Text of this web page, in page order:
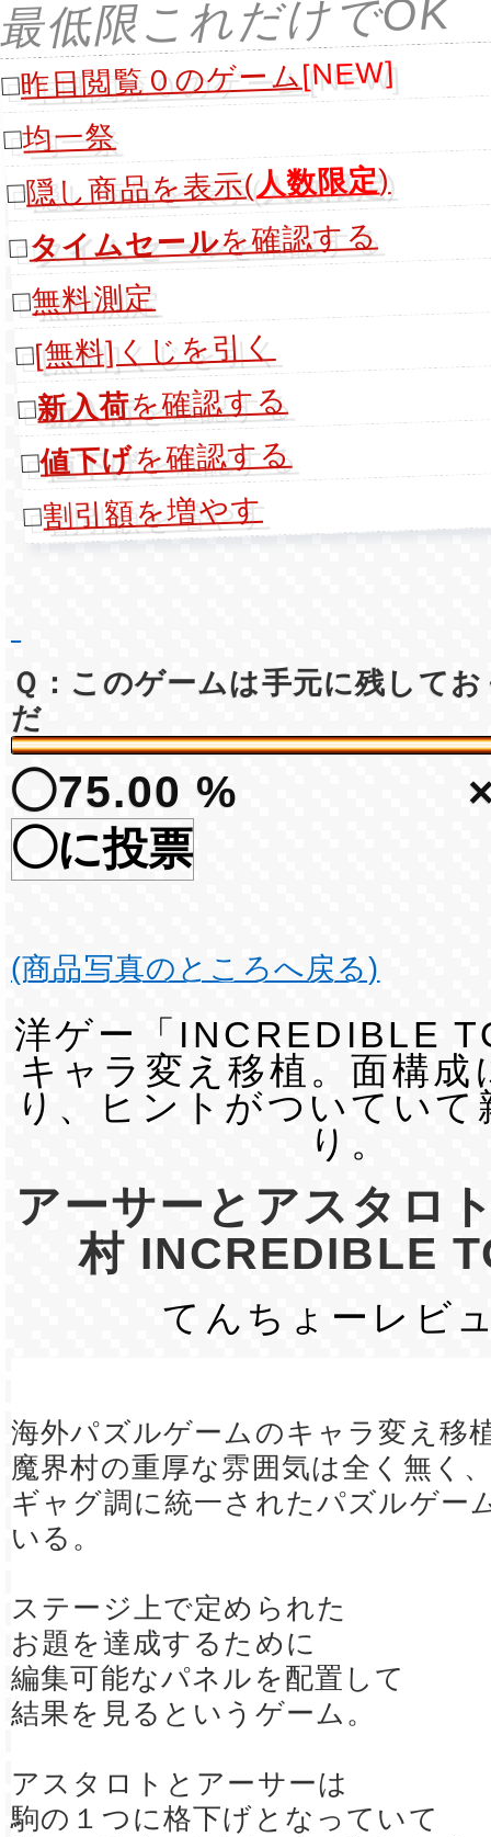
低限これだけでOK
□昨日閲覧０のゲーム[NEW]
□均一祭
□隠し商品を表示(人数限定)
□タイムセールを確認する
□無料測定
□[無料]くじを引く
□新入荷を確認する
□値下げを確認する
□割引額を増やす
Ｑ：このゲームは手元に残して
だ
◯75.00 %
◯に投票
(商品写真のところへ戻る)
洋ゲー「INCREDIBLE
キャラ変え移植。面構成
り、ヒントがついていて
り。
アーサーとアスタロ
村 INCREDIBLE
てんちょーレビ
海外パズルゲームのキャラ変え移
魔界村の重厚な雰囲気は全く無く
ギャグ調に統一されたパズルゲー
いる。
ステージ上で定められた
お題を達成するために
編集可能なパネルを配置して
結果を見るというゲーム。
アスタロトとアーサーは
駒の１つに格下げとなっていて